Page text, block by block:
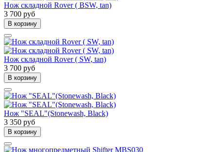
Нож складной Rover ( BSW, tan)
3 700 руб
В корзину
Нож складной Rover ( SW, tan)
3 700 руб
В корзину
Нож "SEAL"(Stonewash, Black)
3 350 руб
В корзину